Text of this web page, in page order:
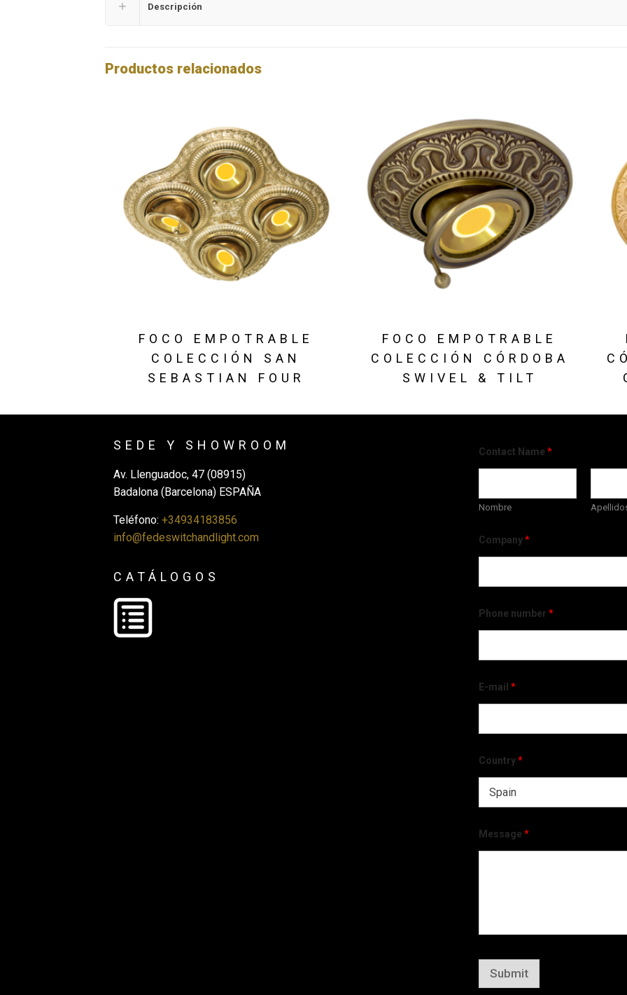
Descripción
Productos relacionados
FOCO EMPOTRABLE
COLECCIÓN SAN
SEBASTIAN FOUR
FOCO EMPOTRABLE
COLECCIÓN CÓRDOBA
SWIVEL & TILT
SEDE Y SHOWROOM
Av. Llenguadoc, 47 (08915)
Badalona (Barcelona) ESPAÑA
Teléfono: +34934183856
info@fedeswitchandlight.com
CATÁLOGOS
Contact Name *
Nombre
Company*
Phone number *
E-mail *
Country*
Message *
Submit